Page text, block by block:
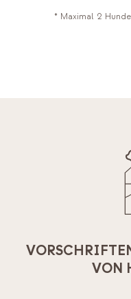
* Maximal 2
VON